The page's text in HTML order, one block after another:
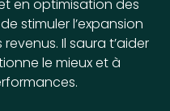
en optimisation des
stimuler l’expansion
Il saura t’aider
le mieux et à